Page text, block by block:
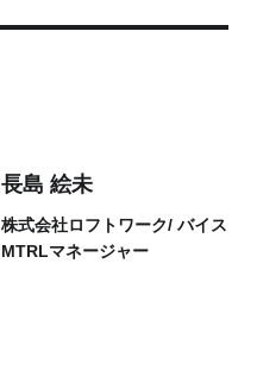
長島 絵未
株式会社ロフトワーク/ バイス
MTRLマネージャー